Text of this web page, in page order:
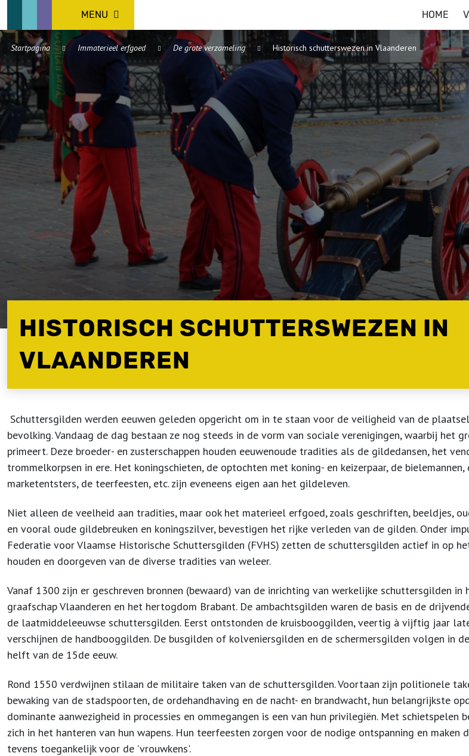
MENU HOME
Startpagina Immaterieel erfgoed De grote verzameling Historisch schutterswezen in Vlaanderen
HISTORISCH SCHUTTERSWEZEN IN
VLAANDEREN
Schuttersgilden werden eeuwen geleden opgericht om in te staan voor de veiligheid van de
bevolking. Vandaag de dag bestaan ze nog steeds in de vorm van sociale verenigingen, waarbij het
primeert. Deze broeder- en zusterschappen houden eeuwenoude tradities als de gildedansen, het
trommelkorpsen in ere. Het koningschieten, de optochten met koning- en keizerpaar, de bielemannen,
marketentsters, de teerfeesten, etc. zijn eveneens eigen aan het gildeleven.
Niet alleen de veelheid aan tradities, maar ook het materieel erfgoed, zoals geschriften, beeldjes,
en vooral oude gildebreuken en koningszilver, bevestigen het rijke verleden van de gilden. Onder
Federatie voor Vlaamse Historische Schuttersgilden (FVHS) zetten de schuttersgilden actief in op
houden en doorgeven van de diverse tradities van weleer.
Vanaf 1300 zijn er geschreven bronnen (bewaard) van de inrichting van werkelijke schuttersgilden in
graafschap Vlaanderen en het hertogdom Brabant. De ambachtsgilden waren de basis en de
de laatmiddeleeuwse schuttersgilden. Eerst ontstonden de kruisbooggilden, veertig à vijftig jaar
verschijnen de handbooggilden. De busgilden of kolveniersgilden en de schermersgilden volgen in
helft van de 15de eeuw.
Rond 1550 verdwijnen stilaan de militaire taken van de schuttersgilden. Voortaan zijn politionele
bewaking van de stadspoorten, de ordehandhaving en de nacht- en brandwacht, hun belangrijkste
dominante aanwezigheid in processies en ommegangen is een van hun privilegiën. Met schietspelen
zich in het hanteren van hun wapens. Hun teerfeesten zorgen voor de nodige ontspanning en maken
tevens toegankelijk voor de 'vrouwkens'.